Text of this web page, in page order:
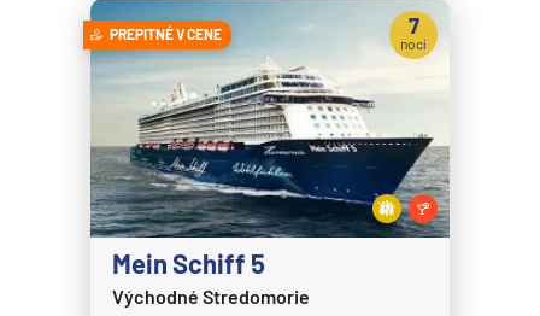
PREPITNÉ V CENE
Mein Schiff 5
Východné Stredomorie
7
nocí